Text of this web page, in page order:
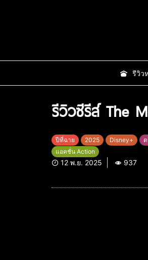
รีวิว
รีวิวซีรีส์ The
ปีที่ฉาย 2025 Disney+
แอคชั่น Action
12 พ.ย. 2025 937